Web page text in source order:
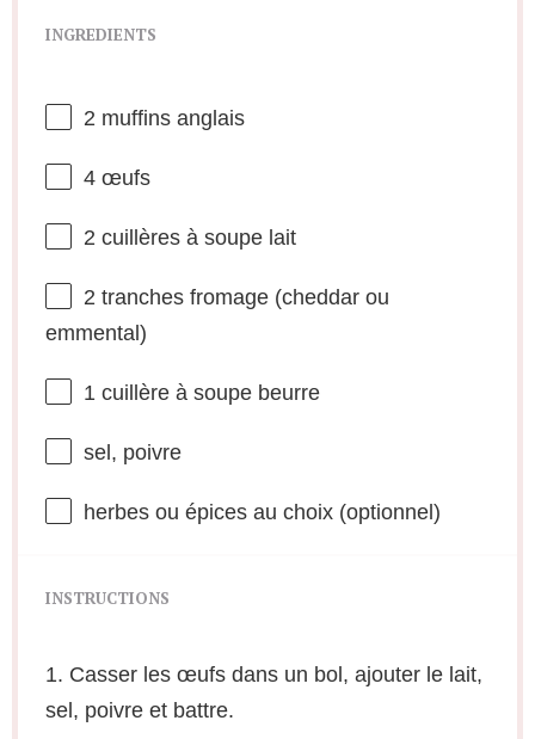
INGREDIENTS
2 muffins anglais
4œufs
2 cuillères à soupe lait
2 tranches fromage (cheddar ou
emmental)
1cuillère à soupe beurre
sel, poivre
herbes ou épices au choix (optionnel)
INSTRUCTIONS
1. Casser les œufs dans un bol, ajouter le lait,
sel, poivre et battre.